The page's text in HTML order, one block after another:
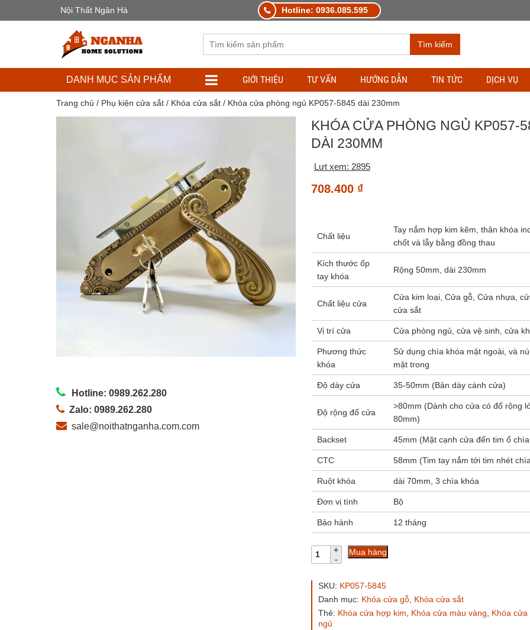
Nội Thất Ngân Hà Hotline: 0936.085.595
Tìm kiếm
DANH MỤC SẢN PHẨM GIỚI THIỆU TƯ VẤN HƯỚNG DẪN TIN TỨC DỊCH VỤ
Trang chủ / Phụ kiện cửa sắt/ Khóa cửa sắt/ Khóa cửa phòng ngủ KP057-5845 dài 230mm
Hotline: 0989.262.280
Zalo: 0989.262.280
sale@noithatnganha.com.com
KHÓA CỬA PHÒNG NGỦ KP057-
DÀI 230MM
Lưt xem: 2895
708.400 ₫
Chất liệu
Tay nắm hợp kim kẽm, thân khóa
chốt và lẫy bằng đồng thau
Kích thước ốp
tay khóa
Rộng 50mm, dài 230mm
Chất liệu cửa
Cửa kim loại, Cửa gỗ, Cửa nhựa,
cửa sắt
Vị trí cửa Cửa phòng ngủ, cửa vệ sinh, cửa
Phương thức
khóa
Sử dụng chìa khóa mặt ngoài, và
mặt trong
Độ dày cửa 35-50mm (Bản dày cánh cửa)
Độ rộng đố cửa
>80mm (Dành cho cửa có đố rộng
80mm)
Backset 45mm (Mặt cạnh cửa đến tim ổ
CTC 58mm (Tim tay nắm tới tim nhét
Ruột khóa dài 70mm, 3 chìa khóa
Đơn vị tính Bộ
Bảo hành 12 tháng
Khóa
ngủ
5845
dài
230mm
Mua hàng
SKU: KP057-5845
Danh mục: Khóa cửa gỗ, Khóa cửa sắt
Thẻ: Khóa cửa hợp kim Khóa cửa màu vàng
Khóa cửa
ngủ